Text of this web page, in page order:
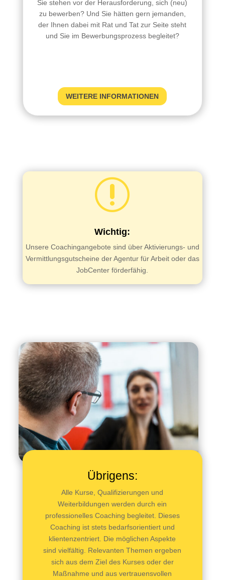
Sie stehen vor der Herausforderung, sich (neu)
zu bewerben? Und Sie hätten gern jemanden,
der Ihnen dabei mit Rat und Tat zur Seite steht
und Sie im Bewerbungsprozess begleitet?
WEITERE INFORMATIONEN
r
Wichtig:
Unsere Coachingangebote sind über Aktivierungs- und
Vermittlungsgutscheine der Agentur für Arbeit oder das
JobCenter förderfähig.
Übrigens:
Alle Kurse, Qualifizierungen und
Weiterbildungen werden durch ein
professionelles Coaching begleitet. Dieses
Coaching ist stets bedarfsorientiert und
klientenzentriert. Die möglichen Aspekte
sind vielfältig. Relevanten Themen ergeben
sich aus dem Ziel des Kurses oder der
Maßnahme und aus vertrauensvollen